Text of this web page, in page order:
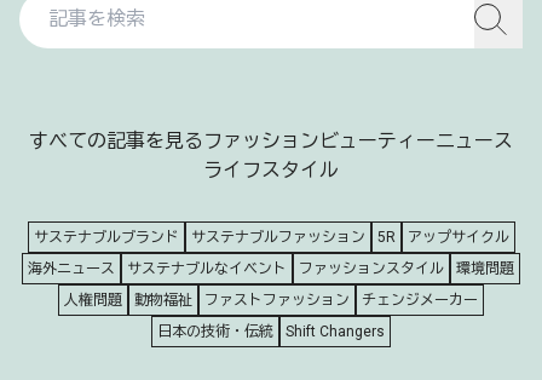
すべての記事を見る ファッションビューティーニュース
ライフスタイル
サステナブルブランド サステナブルファッション 5R
アップサイクル
海外ニュース
サステナブルなイベント ファッションスタイル
環境問題
人権問題
動物福祉 ファストファッション
チェンジメーカー
日本の技術・伝統
Shift Changers